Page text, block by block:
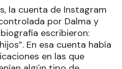
la cuenta de Instagram
por Dalma y
escribieron:
En esa cuenta había
en las que